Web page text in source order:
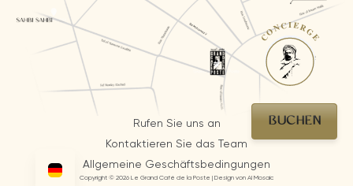
Rufen Sie uns an
Kontaktieren Sie das Team
Allgemeine Geschäftsbedingungen
Copyright © 2026 Le Grand Café de la Poste | Design von AI Mosaic
BUCHEN
CONCIERGE